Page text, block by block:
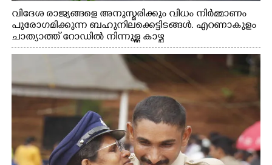
വിദേശ രാജ്യങ്ങളെ അനുസ്മരിക്കും വിധം നിർമ്മാണം
പുരോഗമിക്കുന്ന ബഹുനിലക്കെട്ടിടങ്ങൾ. എറണാകുളം
ചാത്യാത്ത് റോഡിൽ നിന്നുള്ള കാഴ്ച